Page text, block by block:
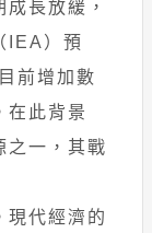
長放緩，
IEA）預
前增加數
在此背景
之一，其戰
現代經濟的